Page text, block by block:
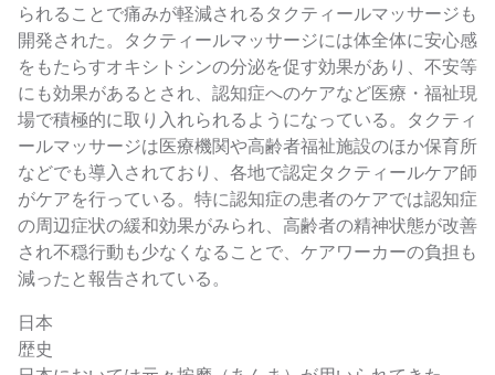
られることで痛みが軽減されるタクティールマッサージも
開発された。タクティールマッサージには体全体に安心感
をもたらすオキシトシンの分泌を促す効果があり、不安等
にも効果があるとされ、認知症へのケアなど医療・福祉現
場で積極的に取り入れられるようになっている。タクティ
ールマッサージは医療機関や高齢者福祉施設のほか保育所
などでも導入されており、各地で認定タクティールケア師
がケアを行っている。特に認知症の患者のケアでは認知症
の周辺症状の緩和効果がみられ、高齢者の精神状態が改善
され不穏行動も少なくなることで、ケアワーカーの負担も
減ったと報告されている。
日本
歴史